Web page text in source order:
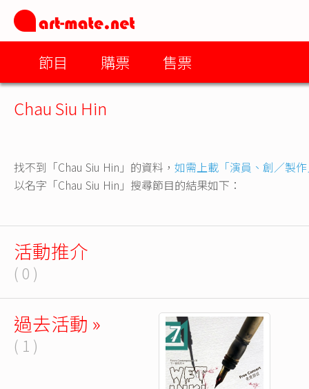
節目 購票 售票
Chau Siu Hin
找不到「Chau Siu Hin」的資料， 如需上載「演員、創／製
以名字「Chau Siu Hin」搜尋節目的結果如下：
活動推介
( 0 )
過去活動 »
( 1 )